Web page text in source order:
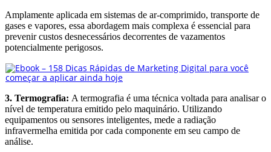
Amplamente aplicada em sistemas de ar-comprimido, transporte de
gases e vapores, essa abordagem mais complexa é essencial para
prevenir custos desnecessários decorrentes de vazamentos
potencialmente perigosos.
3. Termografia: A termografia é uma técnica voltada para analisar o
nível de temperatura emitido pelo maquinário. Utilizando
equipamentos ou sensores inteligentes, mede a radiação
infravermelha emitida por cada componente em seu campo de
análise.